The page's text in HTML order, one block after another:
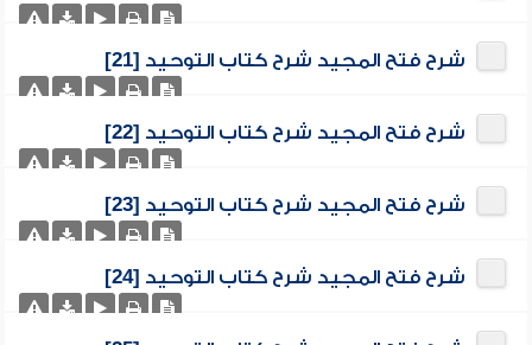
شرح فتح المجيد شرح كتاب التوحيد [21]
شرح فتح المجيد شرح كتاب التوحيد [22]
شرح فتح المجيد شرح كتاب التوحيد [23]
شرح فتح المجيد شرح كتاب التوحيد [24]